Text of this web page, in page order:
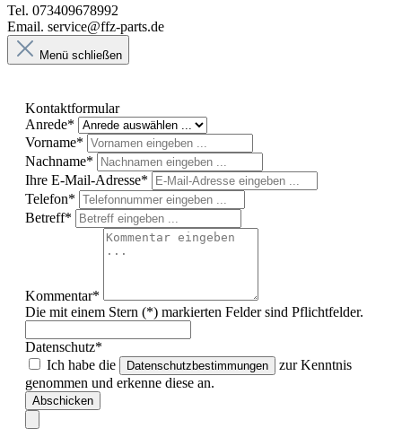
Tel. 073409678992
Email. service@ffz-parts.de
Menü schließen
Kontaktformular
Anrede*
Vorname*
Nachname*
Ihre E-Mail-Adresse*
Telefon*
Betreff*
Kommentar*
Die mit einem Stern (*) markierten Felder sind Pflichtfelder.
Datenschutz*
Ich habe die
Datenschutzbestimmungen
zur Kenntnis
genommen und erkenne diese an.
Abschicken